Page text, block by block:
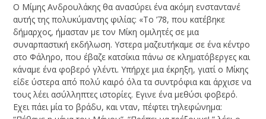
O Mίμης Ανδρουλάκης θα ανασύρει ένα ακόμη ενσταντανέ
αυτής της πολυκύμαντης φιλίας: «Το ’78, που κατέβηκε
δήμαρχος, ήμασταν με τον Μίκη ομιλητές σε μια
συναρπαστική εκδήλωση. Υστερα μαζευτήκαμε σε ένα κέντρο
στο Φάληρο, που έβαζε κατσίκια πάνω σε κληματόβεργες και
κάναμε ένα φοβερό γλέντι. Υπήρχε μια έκρηξη, γιατί ο Μίκης
είδε ύστερα από πολύ καιρό όλα τα συντρόφια και άρχισε να
τους λέει ασύλληπτες ιστορίες. Εγινε ένα μεθύσι φοβερό.
Εχει πάει μία το βράδυ, και νταν, πέφτει τηλεφώνημα: